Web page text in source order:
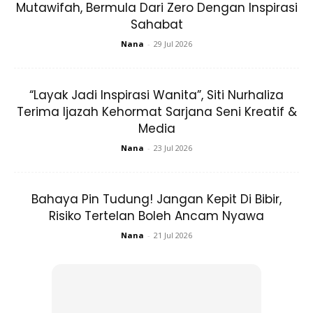
dengan keluarga.
Tidak hanya itu, aktres berkenaan juga cukup mengambil
berat mengenai adik-beradik, suka makan dan boleh
Bersandarkan bakat yang ada, Fathia berjaya merangkul
anugerah Pelakon Filem Wanita Popular menerusi filem
Mutawifah, Bermula Dari Zero Dengan Inspirasi
Sahabat
Nana - 29 Jul 2026
“Layak Jadi Inspirasi Wanita”, Siti Nurhaliza
Terima Ijazah Kehormat Sarjana Seni Kreatif &
Media
Nana - 23 Jul 2026
Bahaya Pin Tudung! Jangan Kepit Di Bibir,
Risiko Tertelan Boleh Ancam Nyawa
Nana - 21 Jul 2026